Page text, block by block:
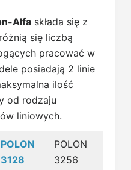
Alfaskłada się z
się liczbą
pracować w
posiadają 2 linie
ilość
od rodzaju
liniowych.
POLON
3128
POLON
3256